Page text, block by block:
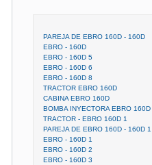
PAREJA DE EBRO 160D - 160D
EBRO - 160D
EBRO - 160D 5
EBRO - 160D 6
EBRO - 160D 8
TRACTOR EBRO 160D
CABINA EBRO 160D
BOMBA INYECTORA EBRO 160D
TRACTOR - EBRO 160D 1
PAREJA DE EBRO 160D - 160D 1
EBRO - 160D 1
EBRO - 160D 2
EBRO - 160D 3